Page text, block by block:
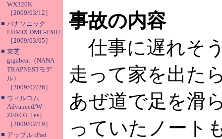
WX320K
［2009/03/12］
■ パナソニック
LUMIX DMC-FX07
［2009/03/05］
■ 東芝
gigabeat（NANA
TRAPNESTモデ
ル）
［2009/02/26］
■ ウィルコム
Advanced/W-
ZERO3［es］
［2009/02/19］
■ アップル iPod
事故の内容
仕事に遅れそ
走って家を出た
あぜ道で足を滑
っていたノート